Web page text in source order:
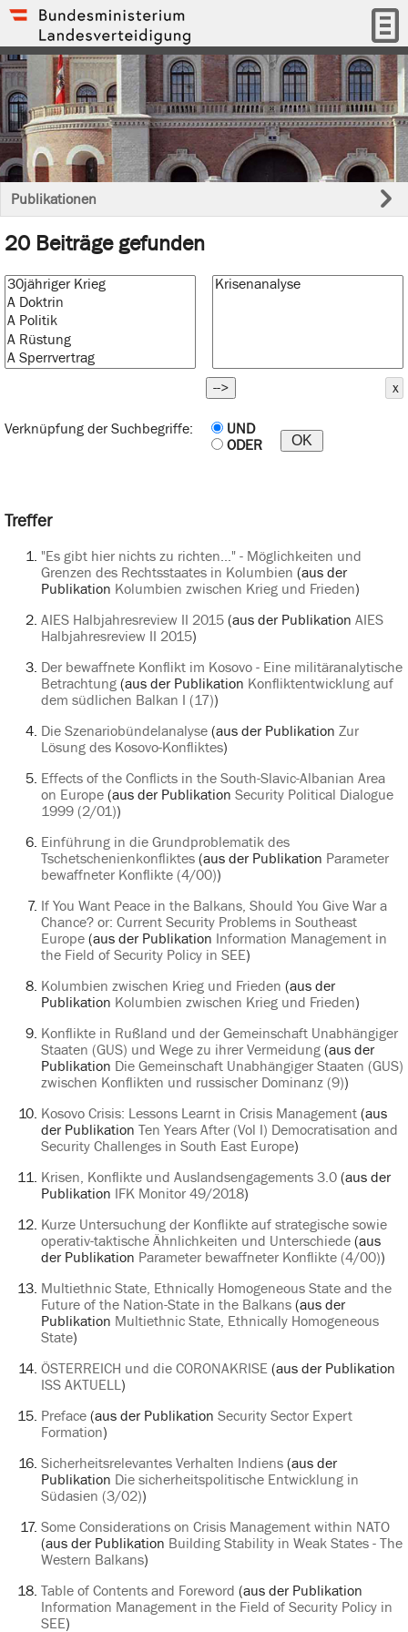
Publikationen
20 Beiträge gefunden
Verknüpfung der Suchbegriffe:
UND
ODER
Treffer
"Es gibt hier nichts zu richten..." - Möglichkeiten und
Grenzen des Rechtsstaates in Kolumbien (aus der
Publikation Kolumbien zwischen Krieg und Frieden)
AIES Halbjahresreview II 2015(aus der Publikation AIES
Halbjahresreview II 2015)
Der bewaffnete Konflikt im Kosovo - Eine militäranalytische
Betrachtung(aus der Publikation Konfliktentwicklung auf
dem südlichen Balkan I (17))
Die Szenariobündelanalyse(aus der Publikation Zur
Lösung des Kosovo-Konfliktes)
Effects of the Conflicts in the South-Slavic-Albanian Area
on Europe(aus der Publikation Security Political Dialogue
1999 (2/01))
Einführung in die Grundproblematik des
Tschetschenienkonfliktes(aus der Publikation Parameter
bewaffneter Konflikte (4/00))
If You Want Peace in the Balkans, Should You Give War a
Chance? or: Current Security Problems in Southeast
Europe(aus der Publikation Information Management in
the Field of Security Policy in SEE)
Kolumbien zwischen Krieg und Frieden (aus der
Publikation Kolumbien zwischen Krieg und Frieden)
Konflikte in Rußland und der Gemeinschaft Unabhängiger
Staaten (GUS) und Wege zu ihrer Vermeidung(aus der
Publikation Die Gemeinschaft Unabhängiger Staaten (GUS)
zwischen Konflikten und russischer Dominanz (9))
Kosovo Crisis: Lessons Learnt in Crisis Management(aus
der Publikation Ten Years After (Vol I) Democratisation and
Security Challenges in South East Europe)
Krisen, Konflikte und Auslandsengagements 3.0(aus der
Publikation IFK Monitor 49/2018)
Kurze Untersuchung der Konflikte auf strategische sowie
operativ-taktische Ähnlichkeiten und Unterschiede(aus
der Publikation Parameter bewaffneter Konflikte (4/00))
Multiethnic State, Ethnically Homogeneous State and the
Future of the Nation-State in the Balkans(aus der
Publikation Multiethnic State, Ethnically Homogeneous
State)
ÖSTERREICH und die CORONAKRISE (aus der Publikation
ISS AKTUELL )
Preface(aus der Publikation Security Sector Expert
Formation)
Sicherheitsrelevantes Verhalten Indiens(aus der
Publikation Die sicherheitspolitische Entwicklung in
Südasien (3/02))
Some Considerations on Crisis Management within NATO
(aus der Publikation Building Stability in Weak States - The
Western Balkans)
Table of Contents and Foreword (aus der Publikation
Information Management in the Field of Security Policy in
SEE)